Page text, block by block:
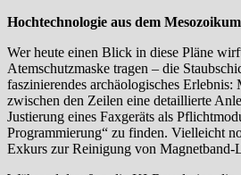
Hochtechnologie aus dem Mesozoikum
Wer heute einen Blick in diese Pläne
Atemschutzmaske tragen – die
faszinierendes archäologisches Erlebnis:
zwischen den Zeilen eine detaillierte
Justierung eines Faxgeräts als
Programmierung“ zu finden. Vielleicht
Exkurs zur Reinigung von Magnetband-